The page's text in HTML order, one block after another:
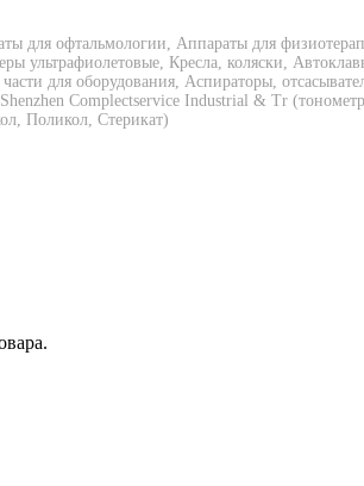
для офтальмологии, Аппараты для
ультрафиолетовые, Кресла, коляски,
для оборудования, Аспираторы,
Complectservice Industrial & Tr
Поликол, Стерикат)